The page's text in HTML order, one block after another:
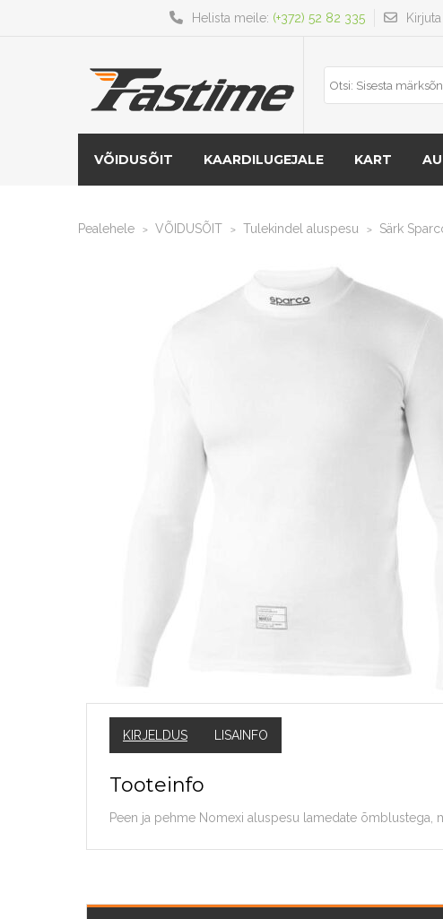
Helista meile: (+372) 52 82 335
VÕIDUSÕIT KAARDILUGEJALE KART
Pealehele > VÕIDUSÕIT > Tulekindel aluspesu > Särk
KIRJELDUS LISAINFO
Tooteinfo
Peen ja pehme Nomexi aluspesu lamedate õmblustega,